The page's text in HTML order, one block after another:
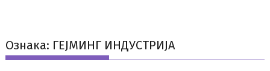
Ознака: ГЕЈМИНГ ИНДУСТРИЈА